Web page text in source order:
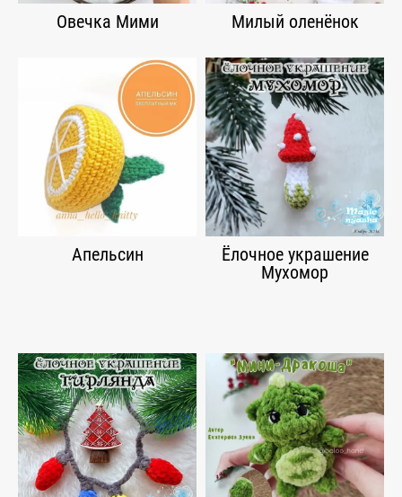
Овечка Мими Милый оленёнок
Апельсин
Ёлочное украшение
Мухомор